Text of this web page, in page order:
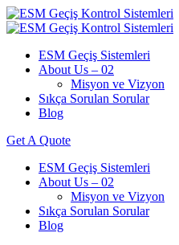
ESM Geçiş Sistemleri
About Us – 02
Misyon ve Vizyon
Sıkça Sorulan Sorular
Blog
Get A Quote
ESM Geçiş Sistemleri
About Us – 02
Misyon ve Vizyon
Sıkça Sorulan Sorular
Blog